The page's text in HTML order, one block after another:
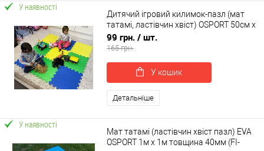
У наявності
Дитячий ігровий килимок-пазл (мат
татамі, ластівчин хвіст) OSPORT 50см х
50см товщина 10мм (FI-0009)
99 грн. / шт.
165 грн.
У кошик
Детальніше
У наявності
Мат татамі (ластівчин хвіст пазл) EVA
OSPORT 1м х 1м товщина 40мм (FI-